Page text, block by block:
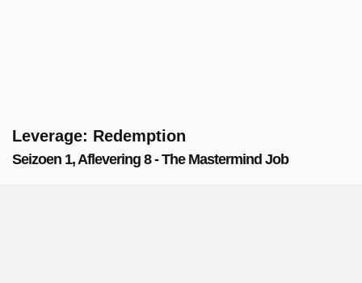
Leverage: Redemption
Seizoen 1, Aflevering 8 - The Mastermind Job